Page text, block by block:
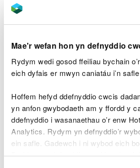
Mae'r wefan hon yn defnyddio
Rydym wedi gosod ffeiliau bychain
eich dyfais er mwyn caniatáu i’n
Hoffem hefyd ddefnyddio cwcis
yn anfon gwybodaeth am y ffordd y
ddefnyddio i wasanaethau o’r enw
Analytics. Rydym yn defnyddio’r
ein safle. Gadewch i ni wybod eich
Byddwn yn defnyddio cwci i gadw
Cwestiwn 45 a/neu Gwestiwn
gysylltedd/cydlyniant o’r
Tirwedd
Nid yw Gwasanaethau Tirwedd
cynnwys gwybodaeth gwerthuso
dylid cadw'r holl ardaloedd
Hidlydd 1 neu Hidlydd 3
Cwblhau asesiad manwl o’r
effaith weledol o ardaloedd
LANDMAP sydd wedi'u hidlo.
Gweledol a